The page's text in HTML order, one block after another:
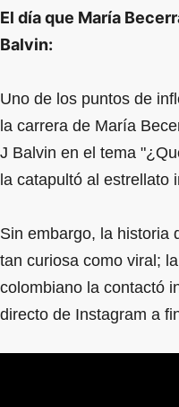
El día que María
Balvin:
Uno de los puntos de
la carrera de María
J Balvin en el tema
la catapultó al estrellato
Sin embargo, la historia
tan curiosa como viral;
colombiano la contactó
directo de Instagram a